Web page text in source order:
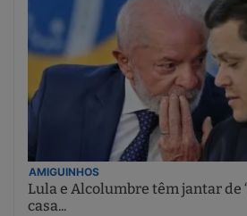
AMIGUINHOS
Lula e Alcolumbre têm jantar de
casa...